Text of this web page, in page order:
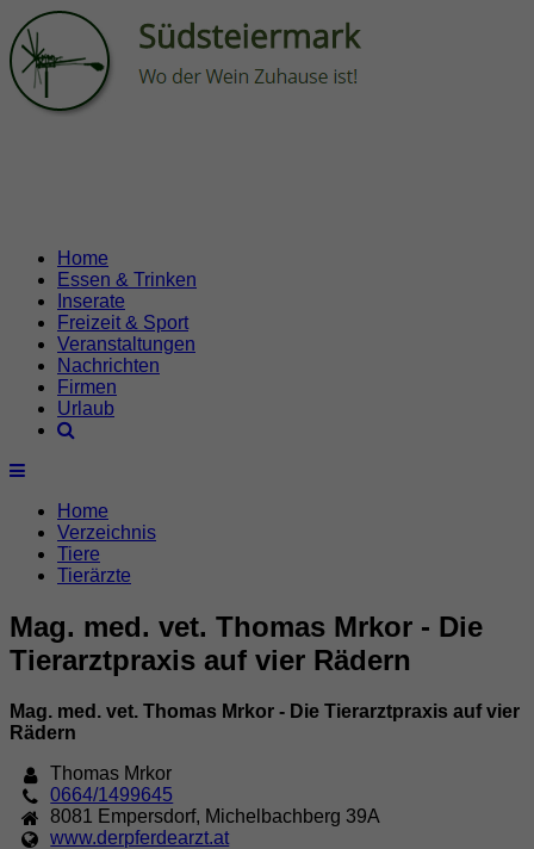
Home
Essen & Trinken
Inserate
Freizeit & Sport
Veranstaltungen
Nachrichten
Firmen
Urlaub
Home
Verzeichnis
Tiere
Tierärzte
Mag. med. vet. Thomas Mrkor - Die
Tierarztpraxis auf vier Rädern
Mag. med. vet. Thomas Mrkor - Die Tierarztpraxis auf vier
Rädern
Thomas Mrkor
0664/1499645
8081
Empersdorf, Michelbachberg 39A
www.derpferdearzt.at